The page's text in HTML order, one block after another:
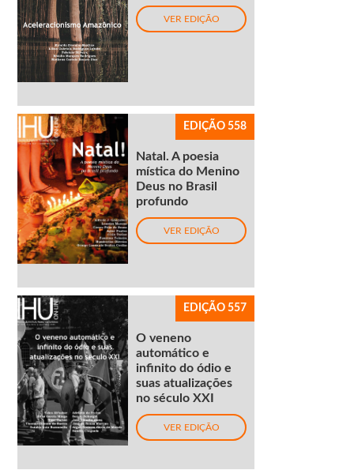
VER EDIÇÃO
EDIÇÃO 558
Natal. A poesia
mística do Menino
Deus no Brasil
profundo
VER EDIÇÃO
EDIÇÃO 557
O veneno
automático e
infinito do ódio e
suas atualizações
no século XXI
VER EDIÇÃO